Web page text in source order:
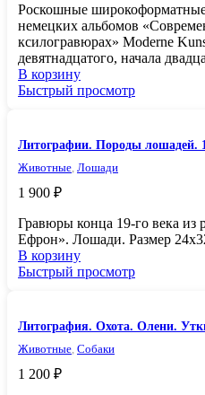
Роскошные
немецких альбомов
ксилогравюрах» Moderne
девятнадцатого, начала
В корзину
Быстрый просмотр
Литографии. Породы лошадей.
Животные Лошади
1 900 ₽
Гравюры конца 19-го века из
Ефрон». Лошади. Размер
В корзину
Быстрый просмотр
Литография. Охота. Олени.
Животные Собаки
1 200 ₽